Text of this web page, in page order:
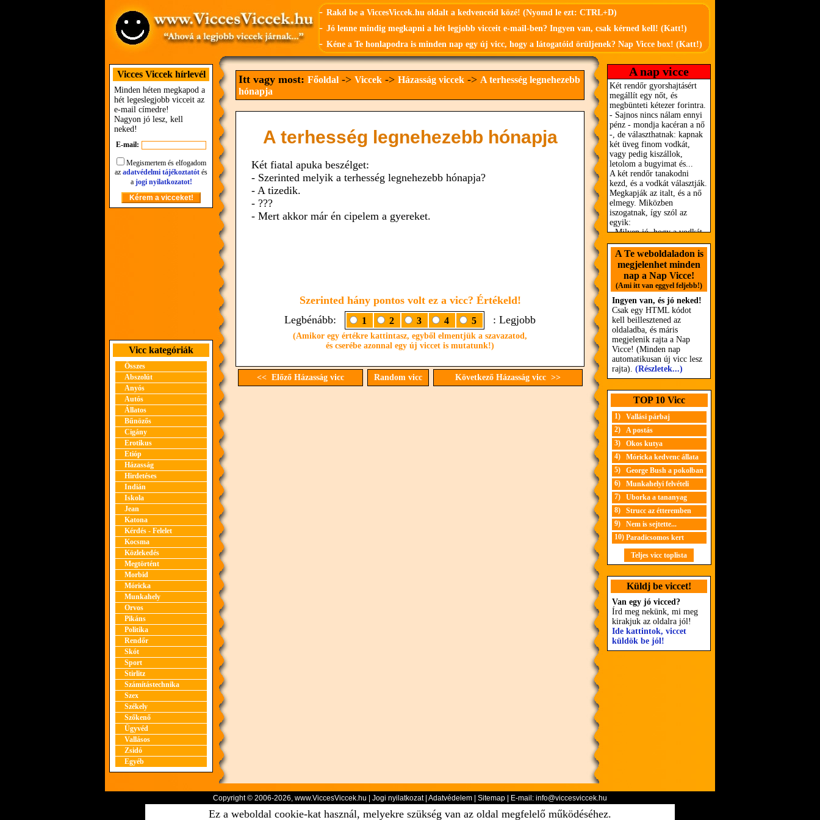
- Rakd be a ViccesViccek.hu oldalt a kedvenceid közé! (Nyomd le ezt: CTRL+D)
- Jó lenne mindig megkapni a hét legjobb vicceit e-mail-ben? Ingyen van, csak kérned kell! (Katt!)
- Kéne a Te honlapodra is minden nap egy új vicc, hogy a látogatóid örüljenek? Nap Vicce box! (Katt!)
Vicces Viccek hírlevél
Minden héten megkapod a
hét legeslegjobb vicceit az
e-mail címedre!
Nagyon jó lesz, kell
neked!
E-mail:
Megismertem és elfogadom
az adatvédelmi tájékoztatót és
a jogi nyilatkozatot!
Vicc kategóriák
Összes
Abszolút
Anyós
Autós
Állatos
Bűnözős
Cigány
Erotikus
Etióp
Házasság
Hirdetéses
Indián
Iskola
Jean
Katona
Kérdés - Felelet
Kocsma
Közlekedés
Megtörtént
Morbid
Móricka
Munkahely
Orvos
Pikáns
Politika
Rendőr
Skót
Sport
Stirlitz
Számítástechnika
Szex
Székely
Szőkenő
Ügyvéd
Vallásos
Zsidó
Egyéb
Itt vagy most: Főoldal -> Viccek -> Házasság viccek -> A terhesség legnehezebb
hónapja
A terhesség legnehezebb hónapja
Két fiatal apuka beszélget:
- Szerinted melyik a terhesség legnehezebb hónapja?
- A tizedik.
- ???
- Mert akkor már én cipelem a gyereket.
Szerinted hány pontos volt ez a vicc? Értékeld!
Legbénább:
1 2 3 4 5 : Legjobb
(Amikor egy értékre kattintasz, egyből elmentjük a szavazatod,
és cserébe azonnal egy új viccet is mutatunk!)
<< Előző Házasság vicc Random vicc Következő Házasság vicc >>
A nap vicce
A Te weboldaladon is
megjelenhet minden
nap a Nap Vicce!
(Ami itt van eggyel feljebb!)
Ingyen van, és jó neked!
Csak egy HTML kódot
kell beillesztened az
oldaladba, és máris
megjelenik rajta a Nap
Vicce! (Minden nap
automatikusan új vicc lesz
rajta). (Részletek...)
TOP 10 Vicc
1)
Vallási párbaj
2)
A postás
3)
Okos kutya
4)
Móricka kedvenc állata
5)
George Bush a pokolban
6)
Munkahelyi felvételi
7)
Uborka a tananyag
8)
Strucc az étteremben
9)
Nem is sejtette...
10) Paradicsomos kert
Teljes vicc toplista
Küldj be viccet!
Van egy jó vicced?
Írd meg nekünk, mi meg
kirakjuk az oldalra jól!
Ide kattintok, viccet
küldök be jól!
Copyright © 2006-2026, www.ViccesViccek.hu | Jogi nyilatkozat| Adatvédelem Sitemap | E-mail: info@viccesviccek.hu
Ez a weboldal cookie-kat használ, melyekre szükség van az oldal megfelelő működéséhez.